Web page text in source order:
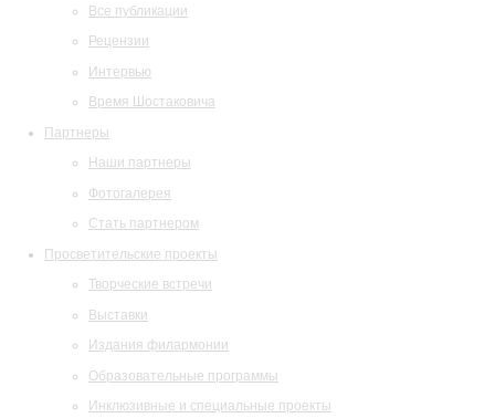
Все публикации
Рецензии
Интервью
Время Шостаковича
Партнеры
Наши партнеры
Фотогалерея
Стать партнером
Просветительские проекты
Творческие встречи
Выставки
Издания филармонии
Образовательные программы
Инклюзивные и специальные проекты